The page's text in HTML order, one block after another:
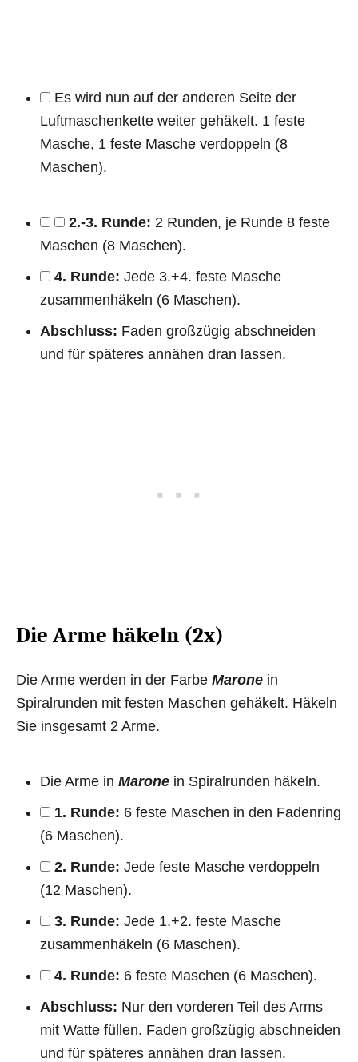
Es wird nun auf der anderen Seite der
Luftmaschenkette weiter gehäkelt. 1 feste
Masche, 1 feste Masche verdoppeln (8
Maschen).
2.-3. Runde: 2 Runden, je Runde 8 feste
Maschen (8 Maschen).
4. Runde: Jede 3.+4. feste Masche
zusammenhäkeln (6 Maschen).
Abschluss: Faden großzügig abschneiden
und für späteres annähen dran lassen.
Die Arme häkeln (2x)
Die Arme werden in der Farbe Marone in
Spiralrunden mit festen Maschen gehäkelt. Häkeln
Sie insgesamt 2 Arme.
Die Arme in Marone in Spiralrunden häkeln.
1. Runde: 6 feste Maschen in den Fadenring
(6 Maschen).
2. Runde: Jede feste Masche verdoppeln
(12 Maschen).
3. Runde: Jede 1.+2. feste Masche
zusammenhäkeln (6 Maschen).
4. Runde: 6 feste Maschen (6 Maschen).
Abschluss: Nur den vorderen Teil des Arms
mit Watte füllen. Faden großzügig abschneiden
und für späteres annähen dran lassen.